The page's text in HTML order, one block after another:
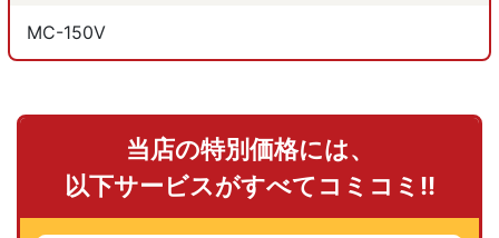
MC-150V
当店の特別価格には、
以下サービスがすべてコミコミ!!